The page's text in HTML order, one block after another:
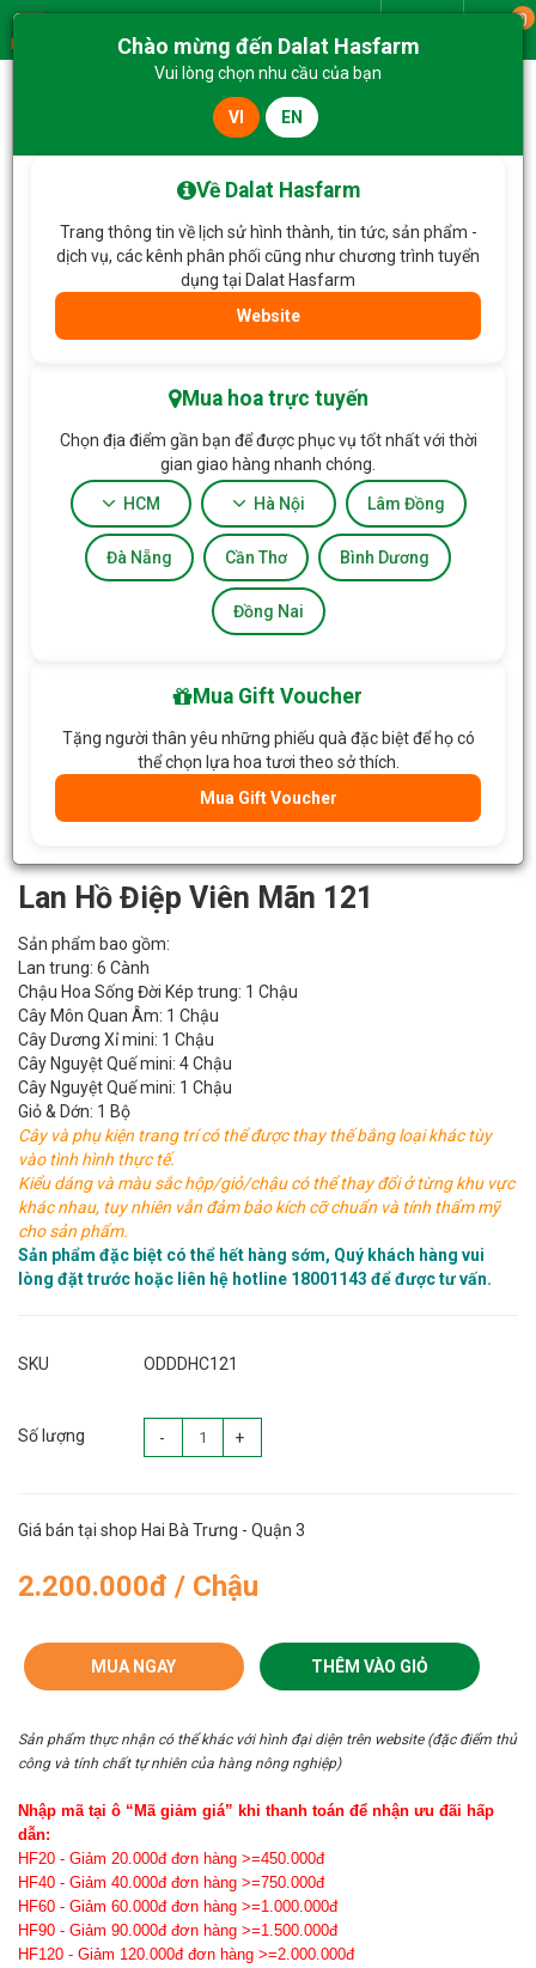
Menu
0
Lan Hồ Điệp Viên Mãn 121
Lan Hồ Điệp Viên Mãn 121
Sản phẩm bao gồm:
Lan trung: 6 Cành
Chậu Hoa Sống Đời Kép trung: 1 Chậu
Cây Môn Quan Âm: 1 Chậu
Cây Dương Xỉ mini: 1 Chậu
Cây Nguyệt Quế mini: 4 Chậu
Cây Nguyệt Quế mini: 1 Chậu
Giỏ & Dớn: 1 Bộ
Cây và phụ kiện trang trí có thể được thay thế bằng loại khác tùy
vào tình hình thực tế.
Kiểu dáng và màu sắc hộp/giỏ/chậu có thể thay đổi ở từng khu vực
khác nhau, tuy nhiên vẫn đảm bảo kích cỡ chuẩn và tính thẩm mỹ
cho sản phẩm.
Sản phẩm đặc biệt có thể hết hàng sớm, Quý khách hàng vui
lòng đặt trước hoặc liên hệ hotline 18001143 để được tư vấn.
SKU ODDDHC121
Số lượng - +
Giá bán tại shop Hai Bà Trưng - Quận 3
2.200.000đ / Chậu
MUA NGAY THÊM VÀO GIỎ
Sản phẩm thực nhận có thể khác với hình đại diện trên website (đặc điểm thủ
công và tính chất tự nhiên của hàng nông nghiệp)
Nhập mã tại ô “Mã giảm giá” khi thanh toán để nhận ưu đãi hấp
dẫn:
HF20 - Giảm 20.000đ đơn hàng >=450.000đ
HF40 - Giảm 40.000đ đơn hàng >=750.000đ
HF60 - Giảm 60.000đ đơn hàng >=1.000.000đ
HF90 - Giảm 90.000đ đơn hàng >=1.500.000đ
HF120 - Giảm 120.000đ đơn hàng >=2.000.000đ
Chào mừng đến Dalat Hasfarm
Vui lòng chọn nhu cầu của bạn
VI EN
Về Dalat Hasfarm
Trang thông tin về lịch sử hình thành, tin tức, sản phẩm -
dịch vụ, các kênh phân phối cũng như chương trình tuyển
dụng tại Dalat Hasfarm
Website
Mua hoa trực tuyến
Chọn địa điểm gần bạn để được phục vụ tốt nhất với thời
gian giao hàng nhanh chóng.
HCM Hà Nội Lâm Đồng
Đà Nẵng Cần Thơ Bình Dương
Đồng Nai
Mua Gift Voucher
Tặng người thân yêu những phiếu quà đặc biệt để họ có
thể chọn lựa hoa tươi theo sở thích.
Mua Gift Voucher